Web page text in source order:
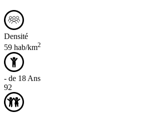
Densité
59 hab/km2
- de 18 Ans
92